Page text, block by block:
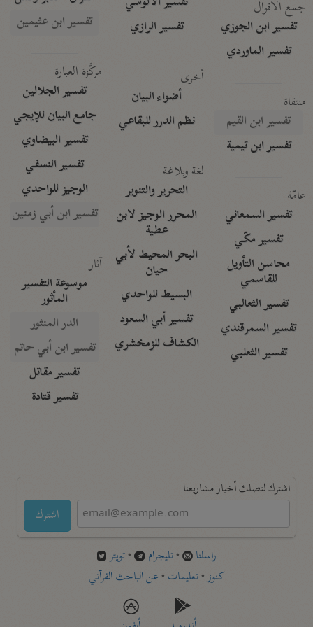
جمع الأقوال
تفسير ابن الجوزي
تفسير الماوردي
منتقاة
تفسير ابن القيم
تفسير ابن تيمية
عامّة
تفسير السمعاني
تفسير مكّي
محاسن التأويل
للقاسمي
تفسير الثعالبي
تفسير السمرقندي
تفسير الثعلبي
تفسير الرازي
أخرى
أضواء البيان
نظم الدرر للبقاعي
لغة وبلاغة
التحرير والتنوير
المحرر الوجيز لابن
عطية
البحر المحيط لأبي
حيان
البسيط للواحدي
تفسير أبي السعود
الكشاف للزمخشري
تفسير ابن عثيمين
مركَّزة العبارة
تفسير الجلالين
جامع البيان للإيجي
تفسير البيضاوي
تفسير النسفي
الوجيز للواحدي
تفسير ابن أبي زمنين
آثار
موسوعة التفسير
المأثور
الدر المنثور
تفسير ابن أبي حاتم
تفسير مقاتل
تفسير قتادة
اشترك لتصلك أخبار مشاريعنا
اشترك
راسلنا •تليجرام •تويتر
كنوز•تعليمات •عن الباحث القرآني